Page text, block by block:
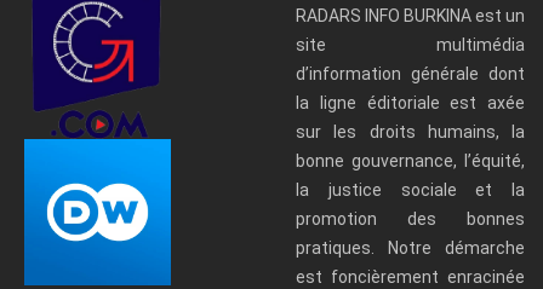
RADARS INFO BURKINA est un
site multimédia
d’information générale dont
la ligne éditoriale est axée
sur les droits humains, la
bonne gouvernance, l’équité,
la justice sociale et la
promotion des bonnes
pratiques. Notre démarche
est foncièrement enracinée